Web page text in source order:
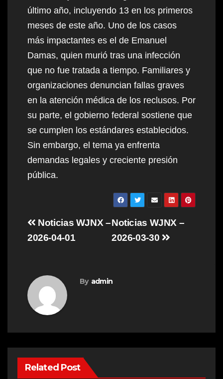
último año, incluyendo 13 en los primeros
meses de este año. Uno de los casos
más impactantes es el de Emanuel
Damas, quien murió tras una infección
que no fue tratada a tiempo. Familiares y
organizaciones denuncian fallas graves
en la atención médica de los reclusos. Por
su parte, el gobierno federal sostiene que
se cumplen los estándares establecidos.
Sin embargo, el tema ya enfrenta
demandas legales y creciente presión
pública.
Post
navigation
Noticias WJNX –
2026-03-30
Noticias WJNX –
2026-04-01
By admin
Related Post